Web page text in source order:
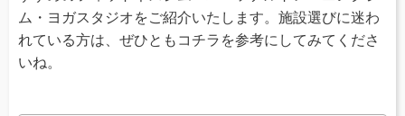
ム・ヨガスタジオをご紹介いたします。施設選びに迷わ
れている方は、ぜひともコチラを参考にしてみてくださ
いね。